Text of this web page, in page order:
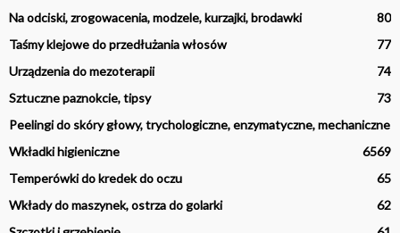
Na odciski, zrogowacenia, modzele, kurzajki, brodawki
80
Taśmy klejowe do przedłużania włosów
77
Urządzenia do mezoterapii
74
Sztuczne paznokcie, tipsy
73
Peelingi do skóry głowy, trychologiczne, enzymatyczne, mechaniczne
69
Wkładki higieniczne
65
Temperówki do kredek do oczu
65
Wkłady do maszynek, ostrza do golarki
62